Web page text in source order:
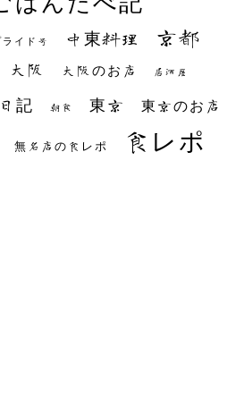
イド号 中東料理 京都
大阪 大阪のお店 居酒屋
日記 朝食 東京 東京のお店
無名店の食レポ 食レポ